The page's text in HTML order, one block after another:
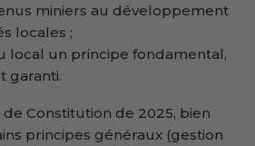
miniers au développement
locales ;
local un principe fondamental,
garanti.
de Constitution de 2025, bien
principes généraux (gestion